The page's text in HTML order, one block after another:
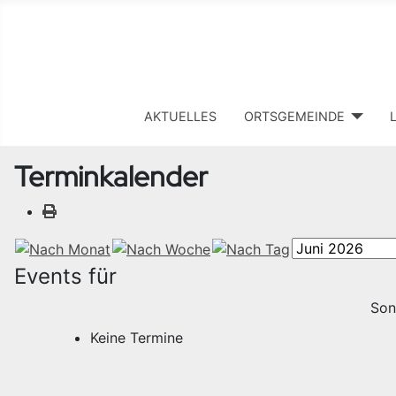
AKTUELLES ORTSGEMEINDE
Terminkalender
Events für
Keine Termine